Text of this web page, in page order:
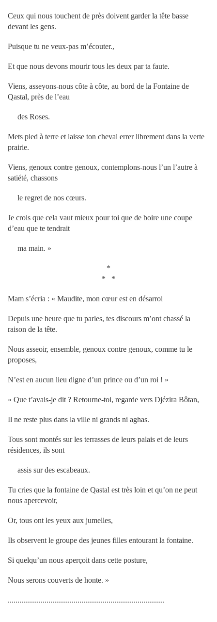
Ceux qui nous touchent de près doivent garder la tête basse
devant les gens.
Puisque tu ne veux-pas m’écouter.,
Et que nous devons mourir tous les deux par ta faute.
Viens, asseyons-nous côte à côte, au bord de la Fontaine de
Qastal, près de l’eau
des Roses.
Mets pied à terre et laisse ton cheval errer librement dans la verte
prairie.
Viens, genoux contre genoux, contemplons-nous l’un l’autre à
satiété, chassons
le regret de nos cœurs.
Je crois que cela vaut mieux pour toi que de boire une coupe
d’eau que te tendrait
ma main. »
*
* *
Mam s’écria : « Maudite, mon cœur est en désarroi
Depuis une heure que tu parles, tes discours m’ont chassé la
raison de la tête.
Nous asseoir, ensemble, genoux contre genoux, comme tu le
proposes,
N’est en aucun lieu digne d’un prince ou d’un roi ! »
« Que t’avais-je dit ? Retourne-toi, regarde vers Djézira Bôtan,
Il ne reste plus dans la ville ni grands ni aghas.
Tous sont montés sur les terrasses de leurs palais et de leurs
résidences, ils sont
assis sur des escabeaux.
Tu cries que la fontaine de Qastal est très loin et qu’on ne peut
nous apercevoir,
Or, tous ont les yeux aux jumelles,
Ils observent le groupe des jeunes filles entourant la fontaine.
Si quelqu’un nous aperçoit dans cette posture,
Nous serons couverts de honte. »
.................................................................................